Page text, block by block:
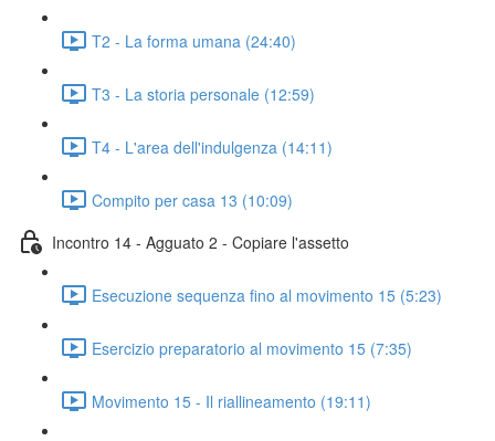
T2 - La forma umana (24:40)
T3 - La storia personale (12:59)
T4 - L'area dell'indulgenza (14:11)
Compito per casa 13 (10:09)
Incontro 14 - Agguato 2 - Copiare l'assetto
Esecuzione sequenza fino al movimento 15 (5:23)
Esercizio preparatorio al movimento 15 (7:35)
Movimento 15 - Il riallineamento (19:11)